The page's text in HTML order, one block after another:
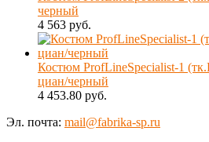
черный
4 563 руб.
Костюм ProfLineSpecialist-1
циан/черный
4 453.80 руб.
Эл. почта: mail@fabrika-sp.ru